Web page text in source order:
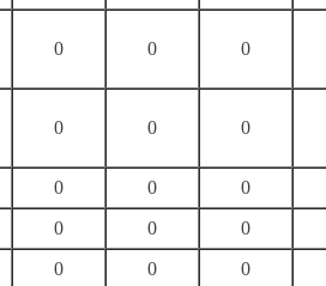
0 0 0
0 0 0
0 0 0
0 0 0
0 0 0